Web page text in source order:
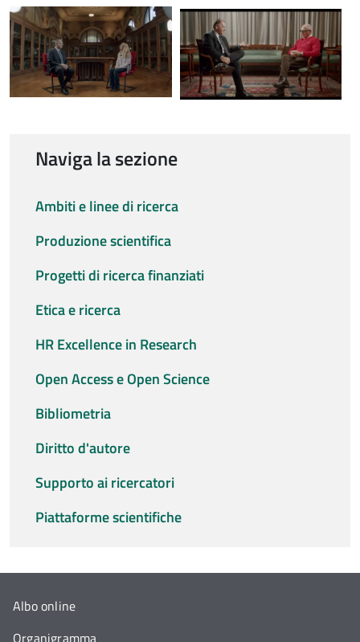
Naviga la sezione
Ambiti e linee di ricerca
Produzione scientifica
Progetti di ricerca finanziati
Etica e ricerca
HR Excellence in Research
Open Access e Open Science
Bibliometria
Diritto d'autore
Supporto ai ricercatori
Piattaforme scientifiche
Albo online
Organigramma